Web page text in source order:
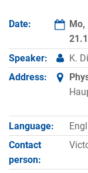
Date:
Speaker:
K.
Address:
Language:
Contact
person: